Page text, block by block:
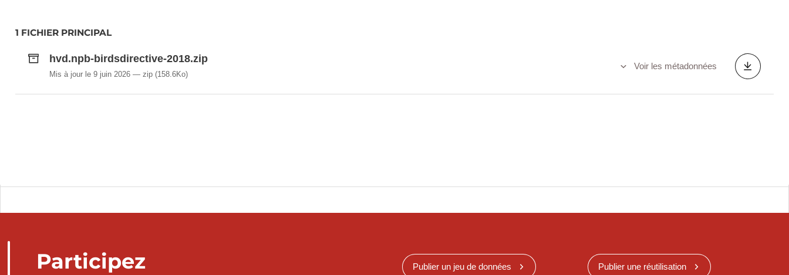
1 FICHIER PRINCIPAL
hvd.npb-birdsdirective-2018.zip
Mis à jour le 9 juin 2026 zip(158.6Ko)
Voir les métadonnées
Participez Publier un jeu de données Publier une réutilisation